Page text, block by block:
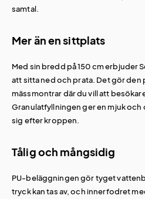
samtal.
Mer än en sittplats
Med sin bredd på 150 cm erbjuder
att sitta ned och prata. Det gör
mässmontrar där du vill att
Granulatfyllningen ger en mjuk
sig efter kroppen.
Tålig och mångsidig
PU-beläggningen gör tyget
tryck kan tas av, och innerfodret